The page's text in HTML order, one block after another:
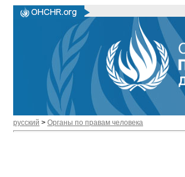
русский > Органы по правам человека